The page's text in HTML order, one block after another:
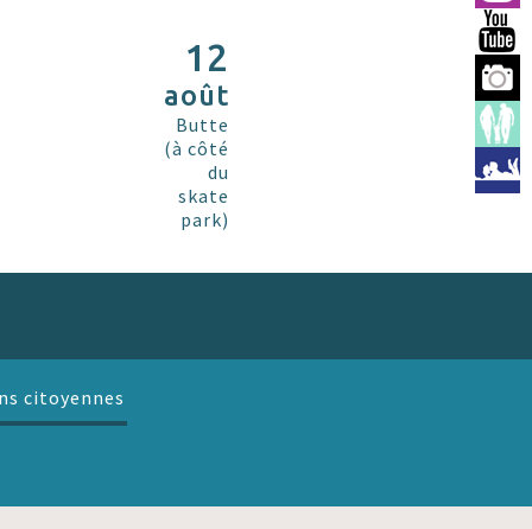
You
12
août
Butte
(à côté
du
skate
park)
citoyennes